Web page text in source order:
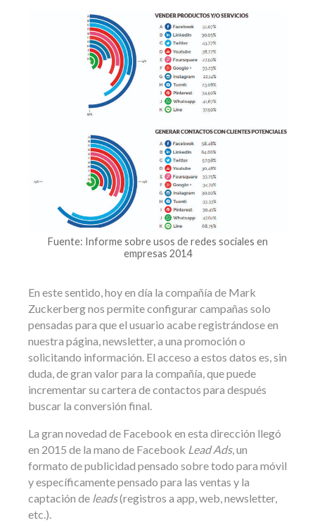
Fuente: Informe sobre usos de redes sociales en
empresas 2014
En este sentido, hoy en día la compañía de Mark
Zuckerberg nos permite configurar campañas solo
pensadas para que el usuario acabe registrándose en
nuestra página, newsletter, a una promoción o
solicitando información. El acceso a estos datos es, sin
duda, de gran valor para la compañía, que puede
incrementar su cartera de contactos para después
buscar la conversión final.
La gran novedad de Facebook en esta dirección llegó
en 2015 de la mano de Facebook Lead Ads, un
formato de publicidad pensado sobre todo para móvil
y específicamente pensado para las ventas y la
captación de leads(registros a app, web, newsletter,
etc.).